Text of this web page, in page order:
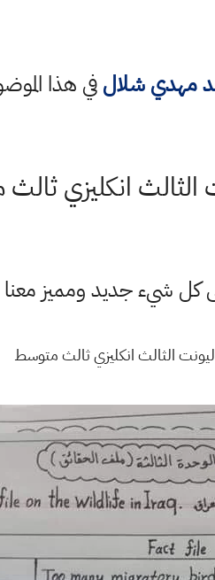
مهدي شلالفي هذا
انكليزي
كل شيء جديد ومميز
الثالث انكليزي ثالث متوسط